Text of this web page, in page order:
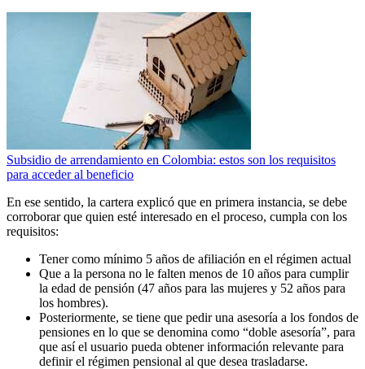
Subsidio de arrendamiento en Colombia: estos son los requisitos
para acceder al beneficio
En ese sentido, la cartera explicó que en primera instancia, se debe
corroborar que quien esté interesado en el proceso, cumpla con los
requisitos:
Tener como mínimo 5 años de afiliación en el régimen actual
Que a la persona no le falten menos de 10 años para cumplir
la edad de pensión (47 años para las mujeres y 52 años para
los hombres).
Posteriormente, se tiene que pedir una asesoría a los fondos de
pensiones en lo que se denomina como “doble asesoría”, para
que así el usuario pueda obtener información relevante para
definir el régimen pensional al que desea trasladarse.